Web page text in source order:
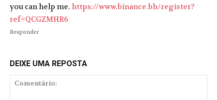
you can help me. https://www.binance.bh/register?
ref=QCGZMHR6
Responder
DEIXE UMA REPOSTA